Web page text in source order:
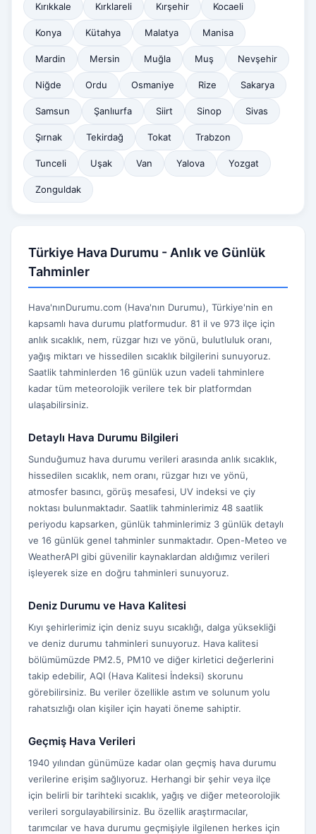
Kırıkkale Kırklareli Kırşehir Kocaeli
Konya Kütahya Malatya Manisa
Mardin Mersin Muğla Muş Nevşehir
Niğde Ordu Osmaniye Rize Sakarya
Samsun Şanlıurfa Siirt Sinop Sivas
Şırnak Tekirdağ Tokat Trabzon
Tunceli Uşak Van Yalova Yozgat
Zonguldak
Türkiye Hava Durumu - Anlık ve Günlük
Tahminler
Hava'nınDurumu.com (Hava'nın Durumu), Türkiye'nin en
kapsamlı hava durumu platformudur. 81 il ve 973 ilçe için
anlık sıcaklık, nem, rüzgar hızı ve yönü, bulutluluk oranı,
yağış miktarı ve hissedilen sıcaklık bilgilerini sunuyoruz.
Saatlik tahminlerden 16 günlük uzun vadeli tahminlere
kadar tüm meteorolojik verilere tek bir platformdan
ulaşabilirsiniz.
Detaylı Hava Durumu Bilgileri
Sunduğumuz hava durumu verileri arasında anlık sıcaklık,
hissedilen sıcaklık, nem oranı, rüzgar hızı ve yönü,
atmosfer basıncı, görüş mesafesi, UV indeksi ve çiy
noktası bulunmaktadır. Saatlik tahminlerimiz 48 saatlik
periyodu kapsarken, günlük tahminlerimiz 3 günlük detaylı
ve 16 günlük genel tahminler sunmaktadır. Open-Meteo ve
WeatherAPI gibi güvenilir kaynaklardan aldığımız verileri
işleyerek size en doğru tahminleri sunuyoruz.
Deniz Durumu ve Hava Kalitesi
Kıyı şehirlerimiz için deniz suyu sıcaklığı, dalga yüksekliği
ve deniz durumu tahminleri sunuyoruz. Hava kalitesi
bölümümüzde PM2.5, PM10 ve diğer kirletici değerlerini
takip edebilir, AQI (Hava Kalitesi İndeksi) skorunu
görebilirsiniz. Bu veriler özellikle astım ve solunum yolu
rahatsızlığı olan kişiler için hayati öneme sahiptir.
Geçmiş Hava Verileri
1940 yılından günümüze kadar olan geçmiş hava durumu
verilerine erişim sağlıyoruz. Herhangi bir şehir veya ilçe
için belirli bir tarihteki sıcaklık, yağış ve diğer meteorolojik
verileri sorgulayabilirsiniz. Bu özellik araştırmacılar,
tarımcılar ve hava durumu geçmişiyle ilgilenen herkes için